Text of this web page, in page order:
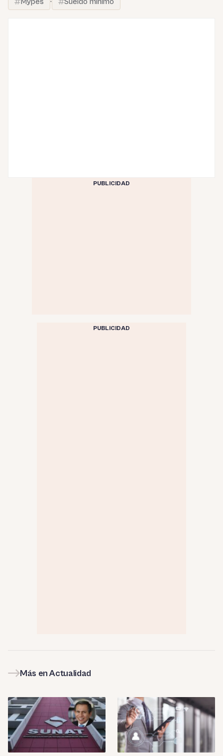
PUBLICIDAD
PUBLICIDAD
Más en Actualidad